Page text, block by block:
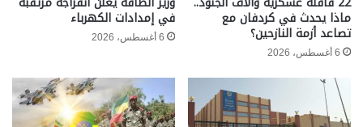
ماذا يحدث في كردفان مع
تصاعد أزمة النازحين؟
6 أغسطس، 2026
في إمدادات الكهرباء
6 أغسطس، 2026